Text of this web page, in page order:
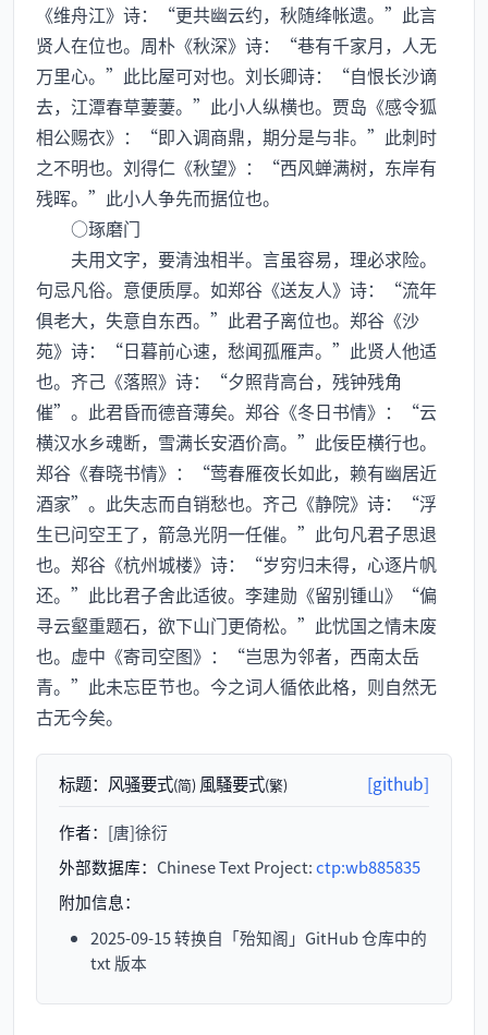
《维舟江》诗：“更共幽云约，秋随绛帐遗。”此言
贤人在位也。周朴《秋深》诗：“巷有千家月，人无
万里心。”此比屋可对也。刘长卿诗：“自恨长沙谪
去，江潭春草萋萋。”此小人纵横也。贾岛《感令狐
相公赐衣》：“即入调商鼎，期分是与非。”此刺时
之不明也。刘得仁《秋望》：“西风蝉满树，东岸有
残晖。”此小人争先而据位也。
○琢磨门
夫用文字，要清浊相半。言虽容易，理必求险。
句忌凡俗。意便质厚。如郑谷《送友人》诗：“流年
俱老大，失意自东西。”此君子离位也。郑谷《沙
苑》诗：“日暮前心速，愁闻孤雁声。”此贤人他适
也。齐己《落照》诗：“夕照背高台，残钟残角
催”。此君昏而德音薄矣。郑谷《冬日书情》：“云
横汉水乡魂断，雪满长安酒价高。”此佞臣横行也。
郑谷《春晓书情》：“莺春雁夜长如此，赖有幽居近
酒家”。此失志而自销愁也。齐己《静院》诗：“浮
生已问空王了，箭急光阴一任催。”此句凡君子思退
也。郑谷《杭州城楼》诗：“岁穷归未得，心逐片帆
还。”此比君子舍此适彼。李建勋《留别锺山》“偏
寻云壑重题石，欲下山门更倚松。”此忧国之情未废
也。虚中《寄司空图》：“岂思为邻者，西南太岳
青。”此未忘臣节也。今之词人循依此格，则自然无
古无今矣。
标题： 风骚要式(简) 風騷要式(繁) [github]
作者： [唐]徐衍
外部数据库： Chinese Text Project:ctp:wb885835
附加信息：
2025-09-15 转换自「殆知阁」GitHub 仓库中的
txt 版本